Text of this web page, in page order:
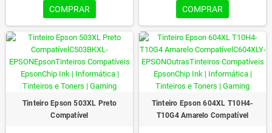
COMPRAR COMPRAR
Tinteiro Epson 503XL Preto
Compatível
Tinteiro Epson 604XL T10H4-
T10G4 Amarelo Compatível